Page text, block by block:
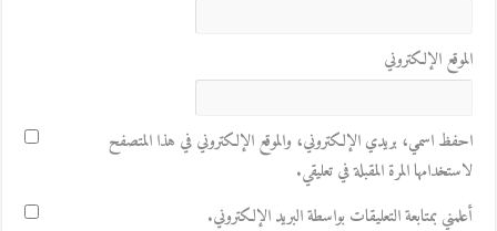
الموقع الإلكتروني
احفظ اسمي، بريدي الإلكتروني، والموقع الإلكتروني في هذا المتصفح
لاستخدامها المرة المقبلة في تعليقي.
أعلمني بمتابعة التعليقات بواسطة البريد الإلكتروني.